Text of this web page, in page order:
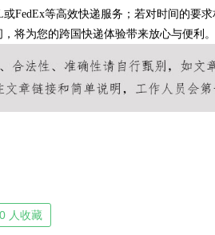
FedEx等高效快递服务；若对时间的要
将为您的跨国快递体验带来放心与便利。
人收藏